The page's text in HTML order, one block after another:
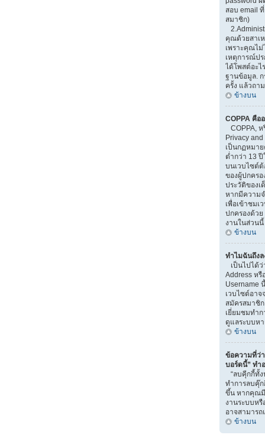
สอบ email
สมาชิก)
คุณด้วยสาเ
เพราะคุณไม่
เหตุการณ์ป
ได้โพสต์อะไ
ฐานข้อมูล.
ครั้ง แล้วถา
ข้างบน
COPPA คือ
COPPA, ห
Privacy and
เป็นกฏหมา
ต่ำกว่า 13 ปี
บนเวบไซต์
ของผู้ปกคร
ประวัติของเ
หากมีความ
เพื่อเข้าชมเ
ปกครองด้วย
งานในส่วนนี้
ข้างบน
ทำไมฉันถึงล
เป็นไปได้
Address ห
Username
เวบไซต์อาจ
สมัครสมาชิก
เยี่ยมชมทำ
ดูแลระบบห
ข้างบน
ข้อความที่ว่
บอร์ดนี้” ทำ
“ลบคุีกกี้ทั้ง
ทำการลบคุ๊
ขึ้น หากคุณมี
งานระบบหรื
อาจสามาร
ข้างบน